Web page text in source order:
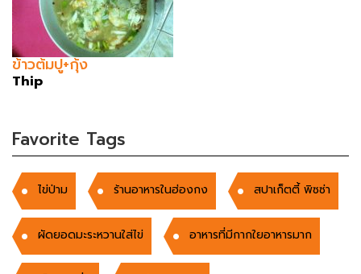
ข้าวต้มปู+กุ้ง
Thip
Favorite Tags
ไข่ป่าม ร้านอาหารในฮ่องกง สปาเก็ตตี้ พิซซ่า
ผัดยอดมะระหวานใส่ไข่ อาหารที่มีกากใยอาหารมาก